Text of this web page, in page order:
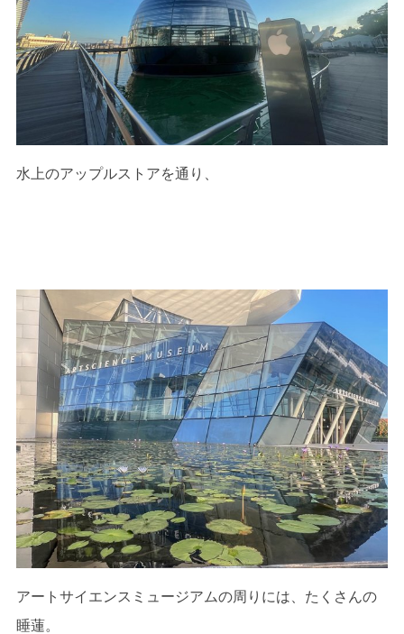
水上のアップルストアを通り、
アートサイエンスミュージアムの周りには、たくさんの
睡蓮。